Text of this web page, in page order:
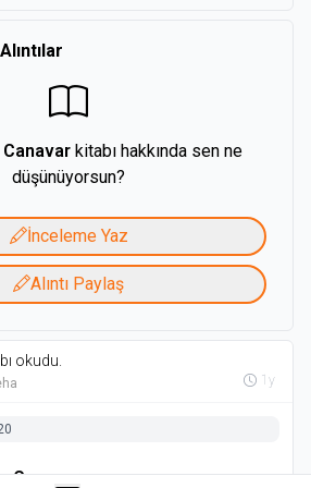
evini mesken tutan zalim
dokunaklı bir hikâye aracılığıyla
ne pahasına olursa olsun
Canavarkitabı hakkında sen ne
düşünüyorsun?
İnceleme Yaz
Alıntı Paylaş
okudu.
1y
Canavar